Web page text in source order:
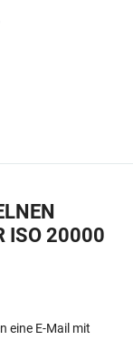
ISO 20000
eine E-Mail mit